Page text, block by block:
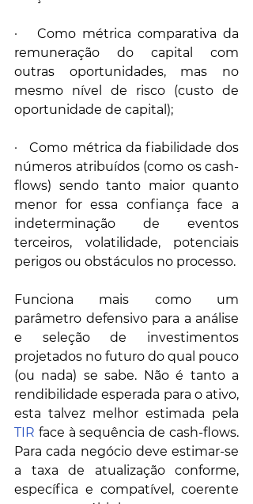
·   Como métrica comparativa da
remuneração do capital com
outras oportunidades, mas no
mesmo nível de risco (custo de
oportunidade de capital);
·   Como métrica da fiabilidade dos
números atribuídos (como os cash-
flows) sendo tanto maior quanto
menor for essa confiança face a
indeterminação de eventos
terceiros, volatilidade, potenciais
perigos ou obstáculos no processo.
Funciona mais como um
parâmetro defensivo para a análise
e seleção de investimentos
projetados no futuro do qual pouco
(ou nada) se sabe. Não é tanto a
rendibilidade esperada para o ativo,
TIR face à sequência de cash-flows.
Para cada negócio deve estimar-se
a taxa de atualização conforme,
específica e compatível, coerente